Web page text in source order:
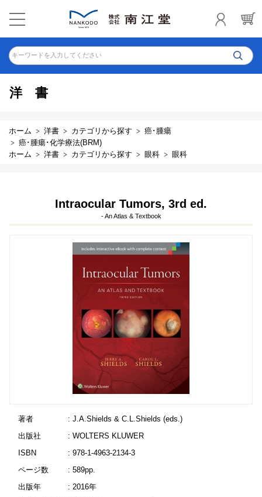
キーワードを入力してください
洋書
ホーム 洋書 カテゴリから探す
癌･腫瘍
癌･腫瘍･化学療法(BRM)
ホーム
洋書 カテゴリから探す 眼科 眼科
Intraocular Tumors, 3rd ed.
- An Atlas & Textbook
著者
: J.A.Shields & C.L.Shields (eds.)
出版社
: WOLTERS KLUWER
ISBN
: 978-1-4963-2134-3
ページ数
: 589pp.
出版年
: 2016年